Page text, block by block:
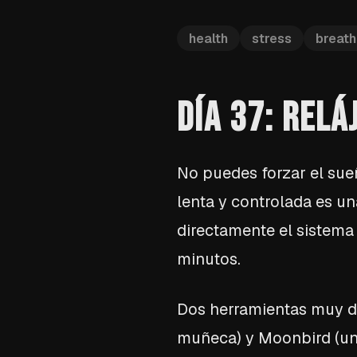
health stress
DÍA 37:
No puedes forzar el
lenta y controlada es
directamente el
minutos.
Dos herramientas muy
muñeca) y Moonbird